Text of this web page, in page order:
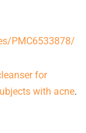
PMC6533878/
for
with acne.